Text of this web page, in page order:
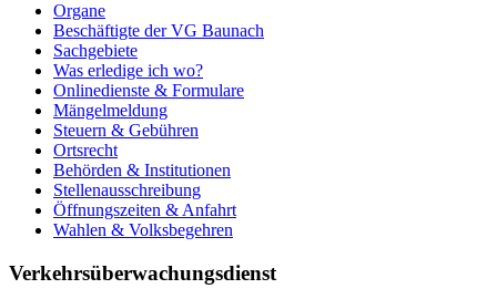
Organe
Beschäftigte der VG Baunach
Sachgebiete
Was erledige ich wo?
Onlinedienste & Formulare
Mängelmeldung
Steuern & Gebühren
Ortsrecht
Behörden & Institutionen
Stellenausschreibung
Öffnungszeiten & Anfahrt
Wahlen & Volksbegehren
Verkehrsüberwachungsdienst